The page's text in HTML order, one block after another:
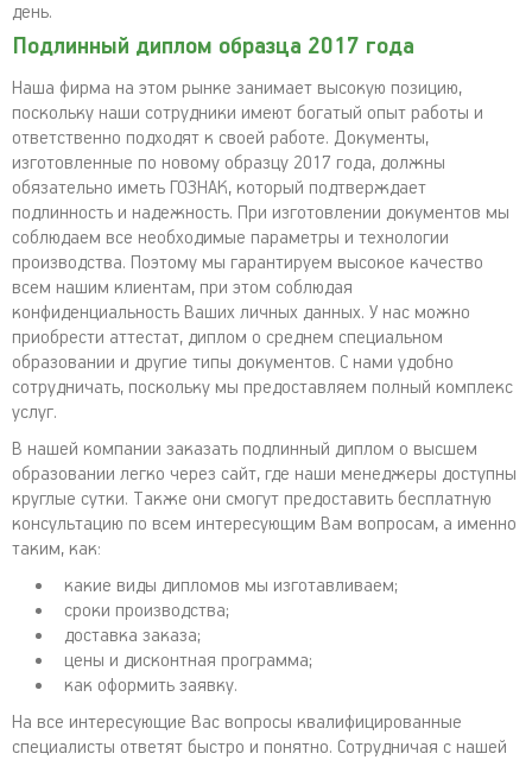
день.
Подлинный диплом образца 2017 года
Наша фирма на этом рынке занимает высокую позицию,
поскольку наши сотрудники имеют богатый опыт работы и
ответственно подходят к своей работе. Документы,
изготовленные по новому образцу 2017 года, должны
обязательно иметь ГОЗНАК, который подтверждает
подлинность и надежность. При изготовлении документов мы
соблюдаем все необходимые параметры и технологии
производства. Поэтому мы гарантируем высокое качество
всем нашим клиентам, при этом соблюдая
конфиденциальность Ваших личных данных. У нас можно
приобрести аттестат, диплом о среднем специальном
образовании и другие типы документов. С нами удобно
сотрудничать, поскольку мы предоставляем полный комплекс
услуг.
В нашей компании заказать подлинный диплом о высшем
образовании легко через сайт, где наши менеджеры доступны
круглые сутки. Также они смогут предоставить бесплатную
консультацию по всем интересующим Вам вопросам, а именно
таким, как:
какие виды дипломов мы изготавливаем;
сроки производства;
доставка заказа;
цены и дисконтная программа;
как оформить заявку.
На все интересующие Вас вопросы квалифицированные
специалисты ответят быстро и понятно. Сотрудничая с нашей